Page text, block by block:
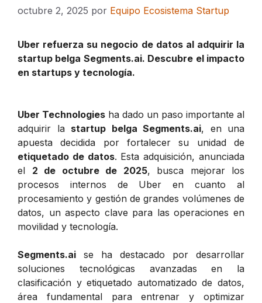
octubre 2, 2025 por Equipo Ecosistema Startup
Uber refuerza su negocio de datos al adquirir la
startup belga Segments.ai. Descubre el impacto
en startups y tecnología.
Uber Technologies ha dado un paso importante al
adquirir la startup belga Segments.ai, en una
apuesta decidida por fortalecer su unidad de
etiquetado de datos. Esta adquisición, anunciada
el 2 de octubre de 2025, busca mejorar los
procesos internos de Uber en cuanto al
procesamiento y gestión de grandes volúmenes de
datos, un aspecto clave para las operaciones en
movilidad y tecnología.
Segments.ai se ha destacado por desarrollar
soluciones tecnológicas avanzadas en la
clasificación y etiquetado automatizado de datos,
área fundamental para entrenar y optimizar